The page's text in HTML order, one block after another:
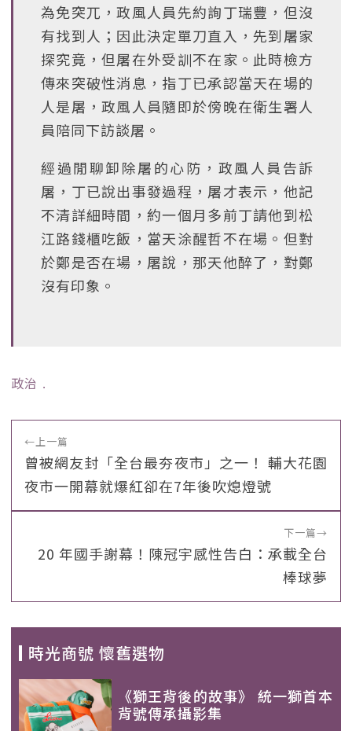
為免突兀，政風人員先約詢丁瑞豐，但沒
有找到人；因此決定單刀直入，先到屠家
探究竟，但屠在外受訓不在家。此時檢方
傳來突破性消息，指丁已承認當天在場的
人是屠，政風人員隨即於傍晚在衛生署人
員陪同下訪談屠。
經過閒聊卸除屠的心防，政風人員告訴
屠，丁已說出事發過程，屠才表示，他記
不清詳細時間，約一個月多前丁請他到松
江路錢櫃吃飯，當天涂醒哲不在場。但對
於鄭是否在場，屠說，那天他醉了，對鄭
沒有印象。
政治 ﹒
←上一篇
曾被網友封「全台最夯夜市」之一！ 輔大花園
夜市一開幕就爆紅卻在7年後吹熄燈號
下一篇→
20 年國手謝幕！陳冠宇感性告白：承載全台
棒球夢
時光商號 懷舊選物
《獅王背後的故事》 統一獅首本
背號傳承攝影集